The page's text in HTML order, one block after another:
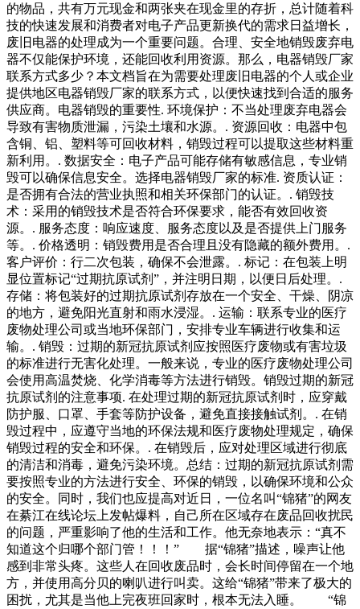
的物品，共有万元现金和两张夹在现金里的存折，总计随着科
技的快速发展和消费者对电子产品更新换代的需求日益增长，
废旧电器的处理成为一个重要问题。合理、安全地销毁废弃电
器不仅能保护环境，还能回收利用资源。那么，电器销毁厂家
联系方式多少？本文档旨在为需要处理废旧电器的个人或企业
提供地区电器销毁厂家的联系方式，以便快速找到合适的服务
供应商。电器销毁的重要性. 环境保护：不当处理废弃电器会
导致有害物质泄漏，污染土壤和水源。. 资源回收：电器中包
含铜、铝、塑料等可回收材料，销毁过程可以提取这些材料重
新利用。. 数据安全：电子产品可能存储有敏感信息，专业销
毁可以确保信息安全。选择电器销毁厂家的标准. 资质认证：
是否拥有合法的营业执照和相关环保部门的认证。. 销毁技
术：采用的销毁技术是否符合环保要求，能否有效回收资
源。. 服务态度：响应速度、服务态度以及是否提供上门服务
等。. 价格透明：销毁费用是否合理且没有隐藏的额外费用。.
客户评价：行二次包装，确保不会泄露。. 标记：在包装上明
显位置标记“过期抗原试剂”，并注明日期，以便日后处理。.
存储：将包装好的过期抗原试剂存放在一个安全、干燥、阴凉
的地方，避免阳光直射和雨水浸湿。. 运输：联系专业的医疗
废物处理公司或当地环保部门，安排专业车辆进行收集和运
输。. 销毁：过期的新冠抗原试剂应按照医疗废物或有害垃圾
的标准进行无害化处理。一般来说，专业的医疗废物处理公司
会使用高温焚烧、化学消毒等方法进行销毁。销毁过期的新冠
抗原试剂的注意事项. 在处理过期的新冠抗原试剂时，应穿戴
防护服、口罩、手套等防护设备，避免直接接触试剂。. 在销
毁过程中，应遵守当地的环保法规和医疗废物处理规定，确保
销毁过程的安全和环保。. 在销毁后，应对处理区域进行彻底
的清洁和消毒，避免污染环境。总结：过期的新冠抗原试剂需
要按照专业的方法进行安全、环保的销毁，以确保环境和公众
的安全。同时，我们也应提高对近日，一位名叫“锦猪”的网友
在綦江在线论坛上发帖爆料，自己所在区域存在废品回收扰民
的问题，严重影响了他的生活和工作。他无奈地表示：“真不
知道这个归哪个部门管！！！” 据“锦猪”描述，噪声让他
感到非常头疼。这些人在回收废品时，会长时间停留在一个地
方，并使用高分贝的喇叭进行叫卖。这给“锦猪”带来了极大的
困扰，尤其是当他上完夜班回家时，根本无法入睡。 “锦